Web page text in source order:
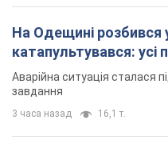
На Одещині розбився
катапультувався: усі
Аварійна ситуація сталася
завдання
3 часа назад 16,1 т.